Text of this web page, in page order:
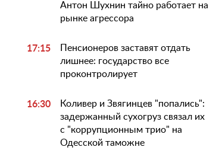
Антон Шухнин тайно работает на
рынке агрессора
17:15
Пенсионеров заставят отдать
лишнее: государство все
проконтролирует
16:30
Коливер и Звягинцев "попались":
задержанный сухогруз связал их
с "коррупционным трио" на
Одесской таможне